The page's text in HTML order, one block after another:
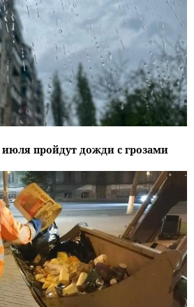
июля пройдут дожди с грозами